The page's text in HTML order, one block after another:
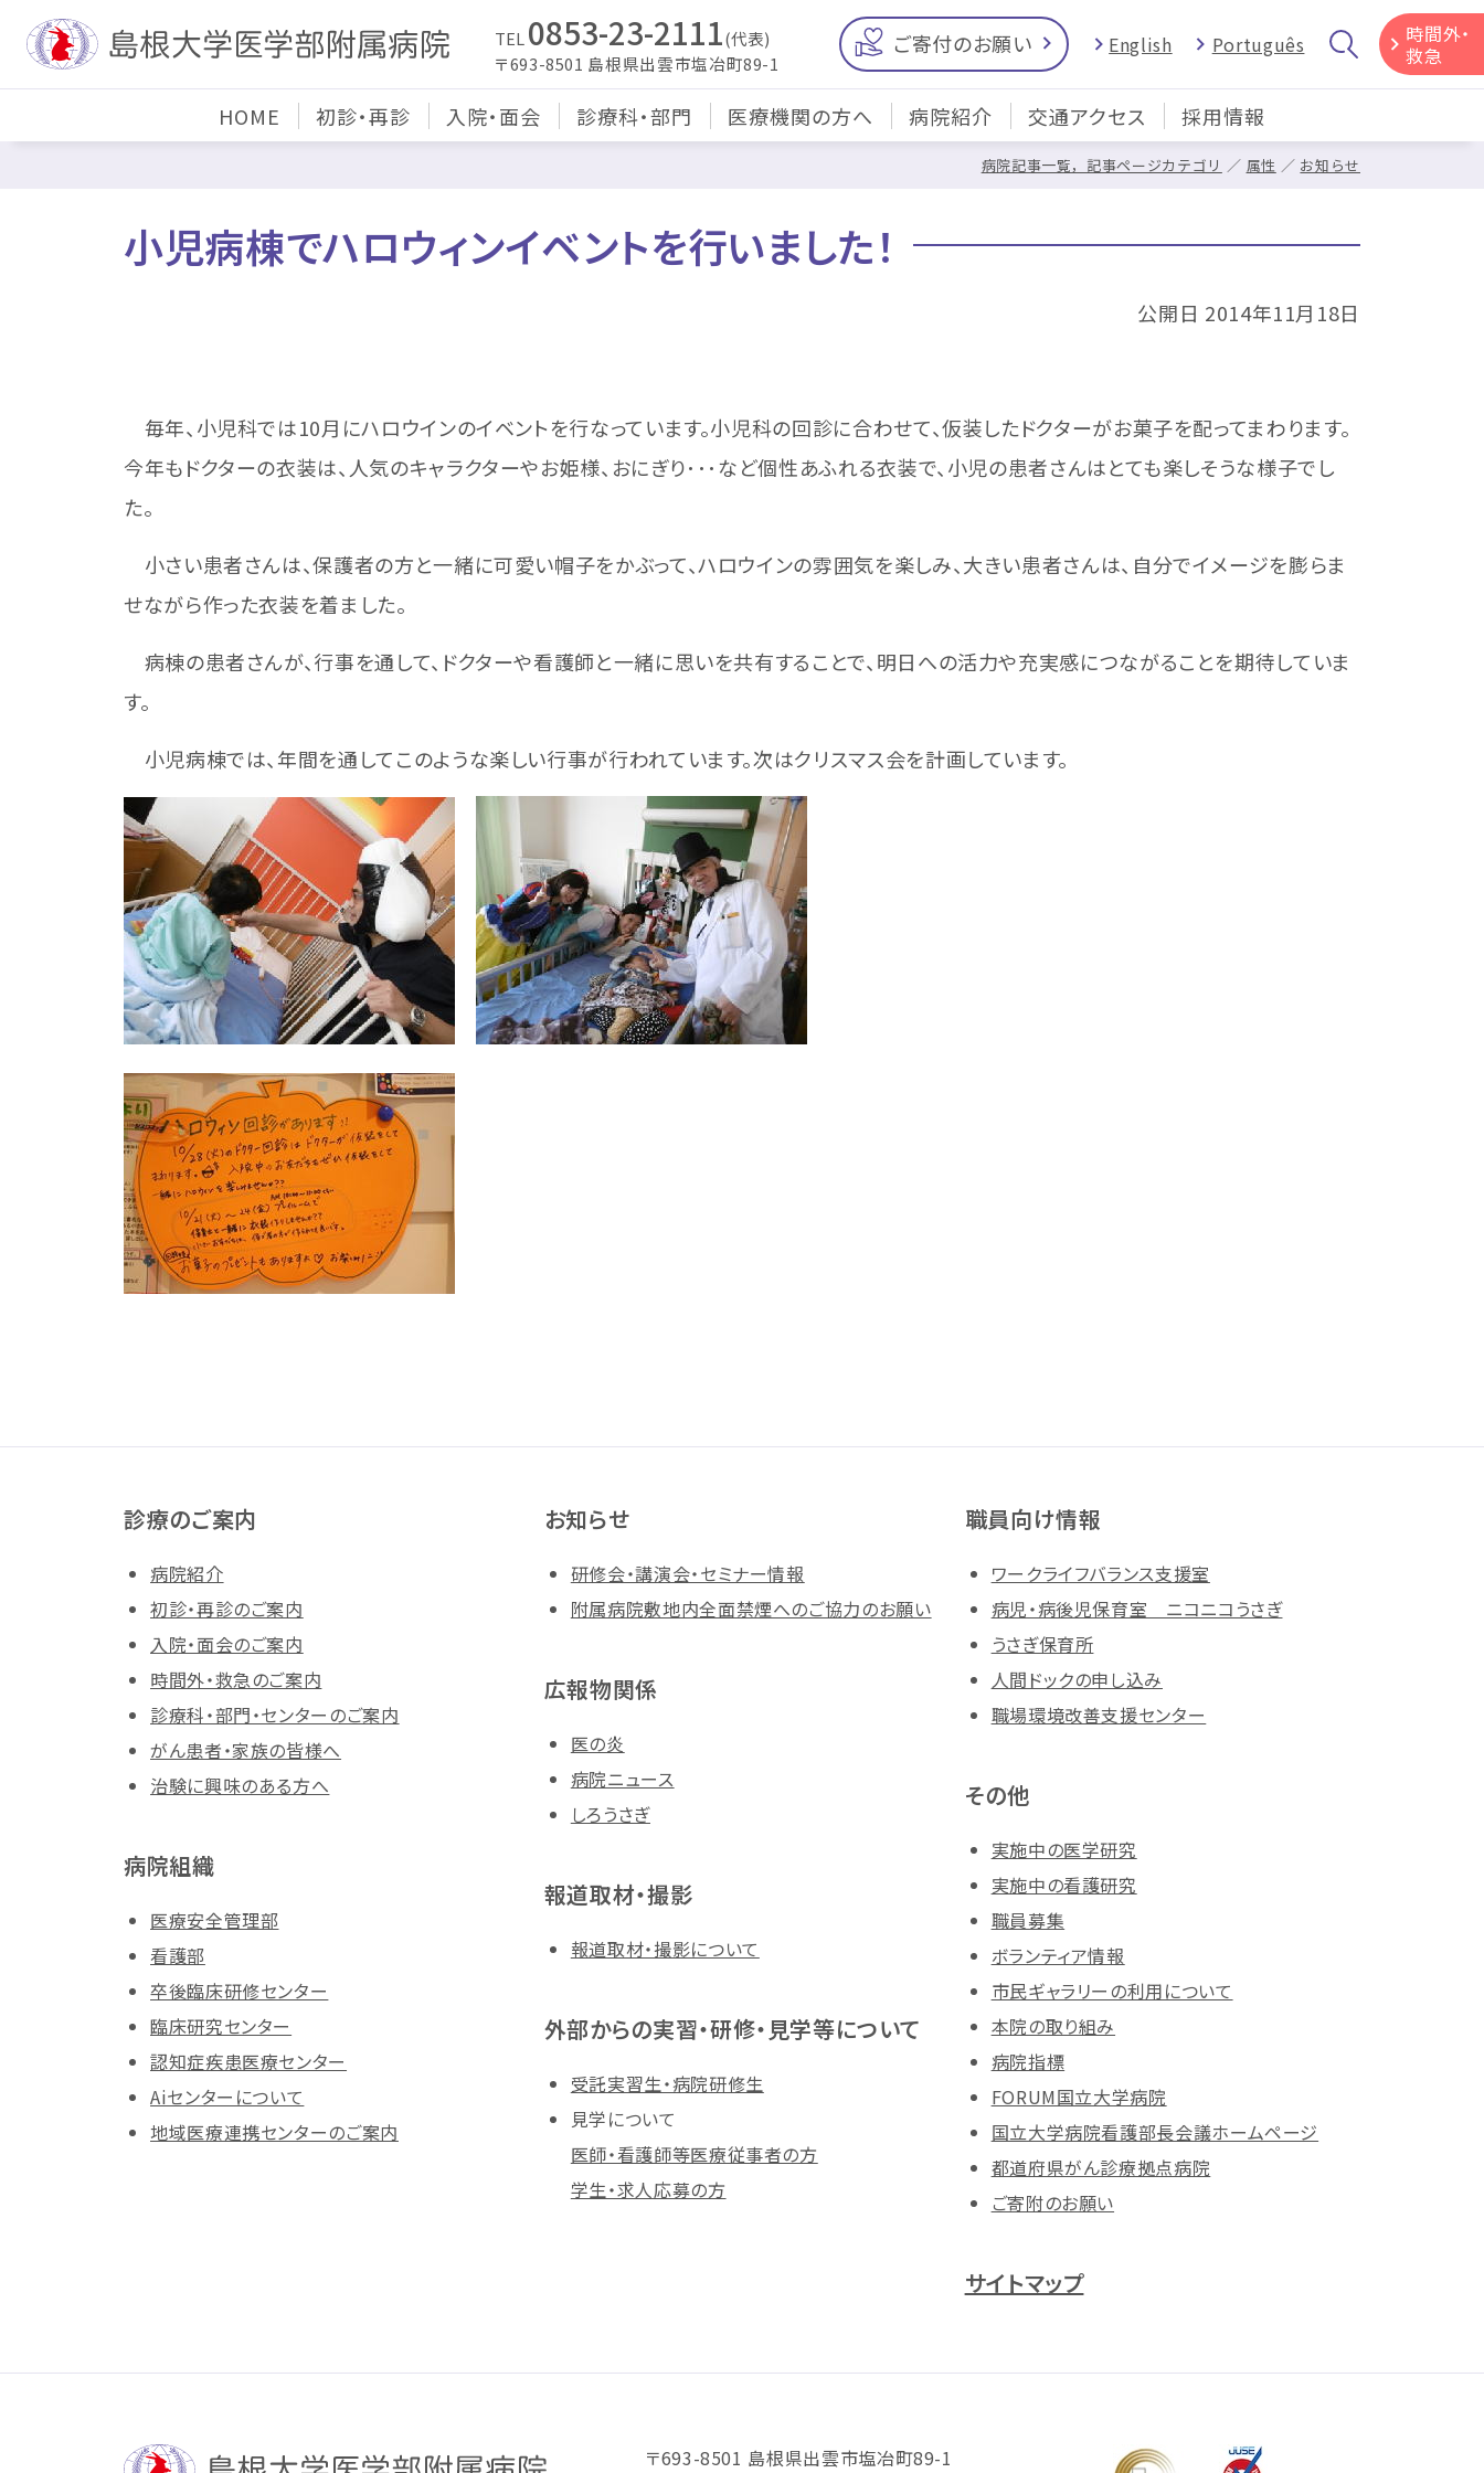
TEL 0853-23-2111(代表)
〒693-8501 島根県出雲市塩冶町89-1
ご寄付のお願い English Português
時間外・
救急
HOME 初診・再診 入院・面会 診療科・部門 医療機関の方へ 病院紹介 交通アクセス 採用情報
病院記事一覧，記事ページカテゴリ 属性 お知らせ
小児病棟でハロウィンイベントを行いました！
公開日 2014年11月18日
毎年、小児科では10月にハロウインのイベントを行なっています。小児科の回診に合わせて、仮装したドクターがお菓子を配ってまわります。
今年もドクターの衣装は、人気のキャラクターやお姫様、おにぎり･･･など個性あふれる衣装で、小児の患者さんはとても楽しそうな様子でし
た。
小さい患者さんは、保護者の方と一緒に可愛い帽子をかぶって、ハロウインの雰囲気を楽しみ、大きい患者さんは、自分でイメージを膨らま
せながら作った衣装を着ました。
病棟の患者さんが、行事を通して、ドクターや看護師と一緒に思いを共有することで、明日への活力や充実感につながることを期待していま
す。
小児病棟では、年間を通してこのような楽しい行事が行われています。次はクリスマス会を計画しています。
診療のご案内
病院紹介
初診・再診のご案内
入院・面会のご案内
時間外・救急のご案内
診療科・部門・センターのご案内
がん患者・家族の皆様へ
治験に興味のある方へ
病院組織
医療安全管理部
看護部
卒後臨床研修センター
臨床研究センター
認知症疾患医療センター
Aiセンターについて
地域医療連携センターのご案内
お知らせ
研修会・講演会・セミナー情報
附属病院敷地内全面禁煙へのご協力のお願い
広報物関係
医の炎
病院ニュース
しろうさぎ
報道取材・撮影
報道取材・撮影について
外部からの実習・研修・見学等について
受託実習生・病院研修生
見学について
医師・看護師等医療従事者の方
学生・求人応募の方
職員向け情報
ワークライフバランス支援室
病児・病後児保育室 ニコニコうさぎ
うさぎ保育所
人間ドックの申し込み
職場環境改善支援センター
その他
実施中の医学研究
実施中の看護研究
職員募集
ボランティア情報
市民ギャラリーの利用について
本院の取り組み
病院指標
FORUM国立大学病院
国立大学病院看護部長会議ホームページ
都道府県がん診療拠点病院
ご寄附のお願い
サイトマップ
〒693-8501 島根県出雲市塩冶町89-1